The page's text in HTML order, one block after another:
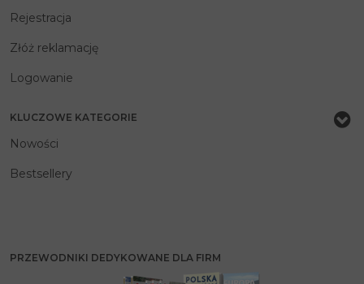
Rejestracja
Złóż reklamację
Logowanie
KLUCZOWE KATEGORIE
Nowości
Bestsellery
PRZEWODNIKI DEDYKOWANE DLA FIRM